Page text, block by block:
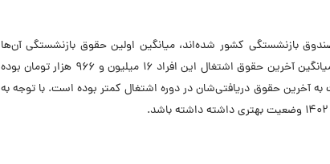
شده و حقوق‌بگیر صندوق بازنشستگی کشور شده‌اند، میانگین اولین حقوق بازنشستگی آن‌ها
معادل ۱۶ میلیون و ۳۳ هزار تومان بوده است. این در حالی است که میانگین آخرین حقوق اشتغال این افراد ۱۶ میلیون و ۹۶۶ هزار تومان بوده
حقوق دریافتی‌شان در دوره اشتغال کمتر بوده است. با توجه به